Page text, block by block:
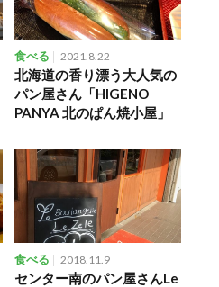
食べる 2021.8.22
北海道の香り漂う大人気の
パン屋さん「HIGENO
PANYA 北のぱん焼小屋」
食べる 2018.11.9
センター南のパン屋さんLe